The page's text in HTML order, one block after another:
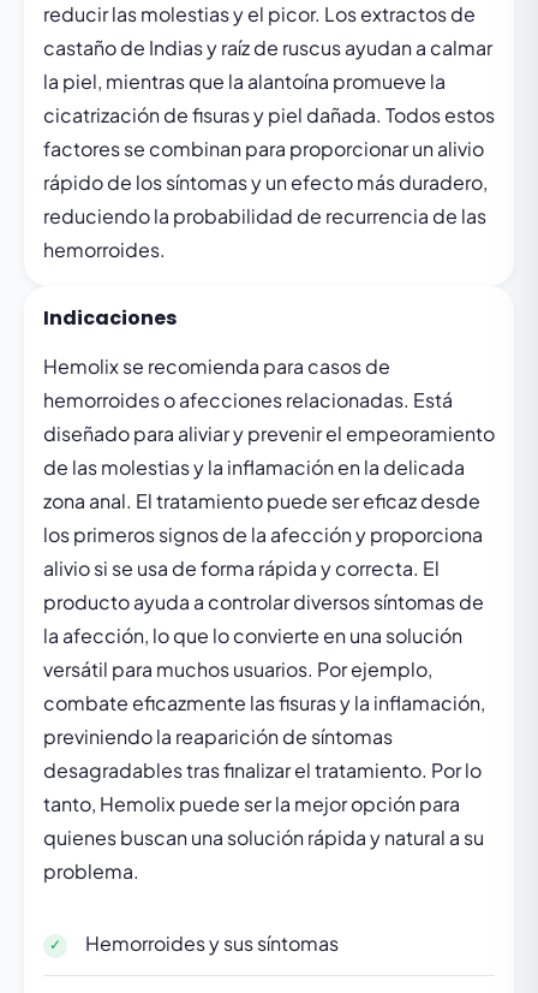
reducir las molestias y el picor. Los extractos de
castaño de Indias y raíz de ruscus ayudan a calmar
la piel, mientras que la alantoína promueve la
cicatrización de fisuras y piel dañada. Todos estos
factores se combinan para proporcionar un alivio
rápido de los síntomas y un efecto más duradero,
reduciendo la probabilidad de recurrencia de las
hemorroides.
Indicaciones
Hemolix se recomienda para casos de
hemorroides o afecciones relacionadas. Está
diseñado para aliviar y prevenir el empeoramiento
de las molestias y la inflamación en la delicada
zona anal. El tratamiento puede ser eficaz desde
los primeros signos de la afección y proporciona
alivio si se usa de forma rápida y correcta. El
producto ayuda a controlar diversos síntomas de
la afección, lo que lo convierte en una solución
versátil para muchos usuarios. Por ejemplo,
combate eficazmente las fisuras y la inflamación,
previniendo la reaparición de síntomas
desagradables tras finalizar el tratamiento. Por lo
tanto, Hemolix puede ser la mejor opción para
quienes buscan una solución rápida y natural a su
problema.
Hemorroides y sus síntomas